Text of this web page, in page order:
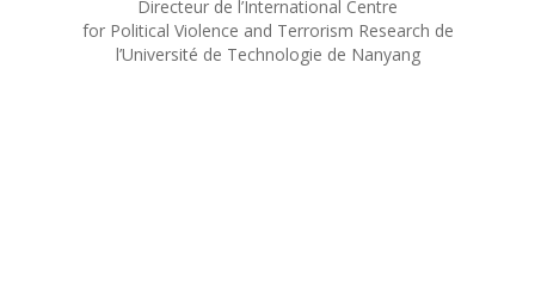
Directeur de l’International Centre
for Political Violence and Terrorism Research de
l’Université de Technologie de Nanyang